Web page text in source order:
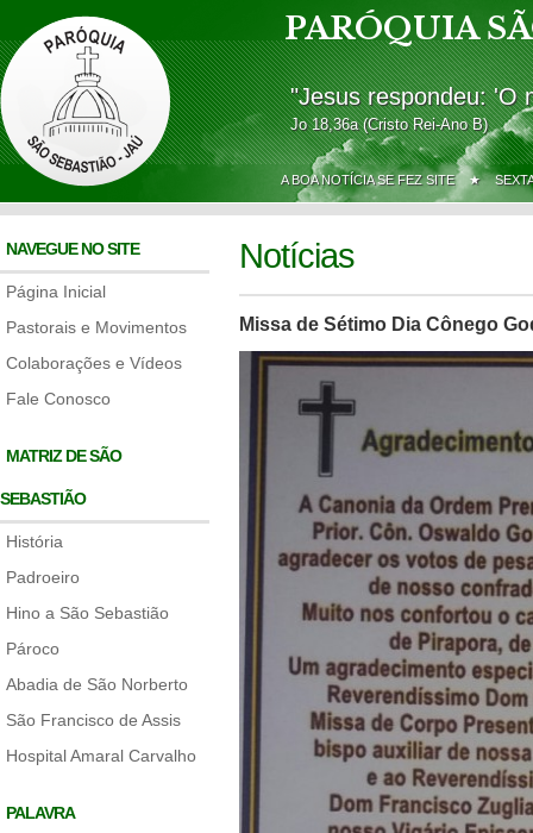
PARÓQUIA
"Jesus respondeu: 'O
Jo 18,36a (Cristo Rei-Ano B)
A BOA NOTÍCIA SE FEZ SITE ★
NAVEGUE NO SITE
Página Inicial
Pastorais e Movimentos
Colaborações e Vídeos
Fale Conosco
MATRIZ DE SÃO
SEBASTIÃO
História
Padroeiro
Hino a São Sebastião
Pároco
Abadia de São Norberto
São Francisco de Assis
Hospital Amaral Carvalho
PALAVRA
Notícias
Missa de Sétimo Dia Cônego